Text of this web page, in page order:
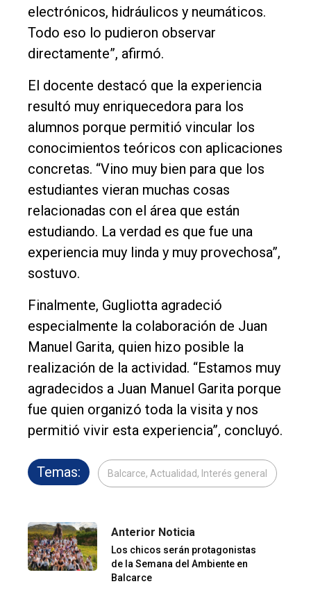
electrónicos, hidráulicos y neumáticos.
Todo eso lo pudieron observar
directamente”, afirmó.
El docente destacó que la experiencia
resultó muy enriquecedora para los
alumnos porque permitió vincular los
conocimientos teóricos con aplicaciones
concretas. “Vino muy bien para que los
estudiantes vieran muchas cosas
relacionadas con el área que están
estudiando. La verdad es que fue una
experiencia muy linda y muy provechosa”,
sostuvo.
Finalmente, Gugliotta agradeció
especialmente la colaboración de Juan
Manuel Garita, quien hizo posible la
realización de la actividad. “Estamos muy
agradecidos a Juan Manuel Garita porque
fue quien organizó toda la visita y nos
permitió vivir esta experiencia”, concluyó.
Temas: Balcarce, Actualidad, Interés general
Anterior Noticia
Los chicos serán protagonistas
de la Semana del Ambiente en
Balcarce